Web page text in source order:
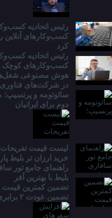
رئیس اتحادیه
کسب‌وکارهای آنلاین
کرد
رئیس اتحادیه
کسب‌وکارهای کوچک
هوش مصنوعی شغل‌ها
در شرکت‌های فناوری
سائوتومه و پرنسیپ؛
دوم برای ایرانیان
خرید ارزان تر بلیط
راهنمای جامع تور
بلیط با بهترین آفر
تضمین کمترین قیمت
تضمین عودت ۲ برابری مابه التفاوت
چه
خبر؟